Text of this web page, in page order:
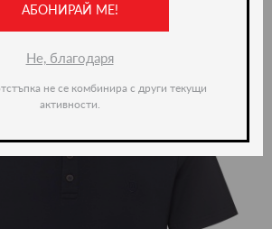
АБОНИРАЙ МЕ!
Не, благодаря
не се комбинира с други текущи
активности.